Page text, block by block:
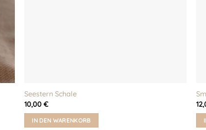
Seestern Schale
10,00€
IN DEN WARENKORB